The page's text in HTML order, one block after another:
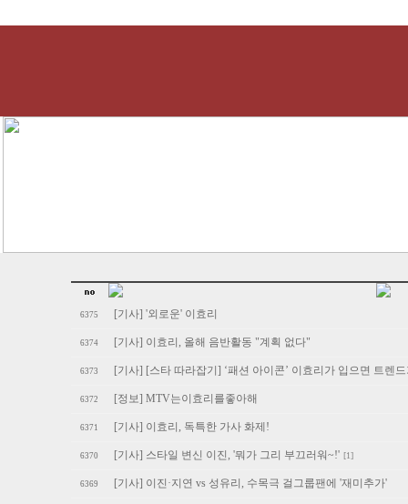
6375 [기사] '외로운' 이효리
6374 [기사] 이효리, 올해 음반활동 "계획 없다"
6373 [기사] [스타 따라잡기] ‘패션 아이콘’ 이효리가 입으면 트렌
6372 [정보] MTV는이효리를좋아해
6371 [기사] 이효리, 독특한 가사 화제!
6370 [기사] 스타일 변신 이진, '뭐가 그리 부끄러워~!' [1]
6369 [기사] 이진·지연 vs 성유리, 수목극 걸그룹팬에 '재미추가'